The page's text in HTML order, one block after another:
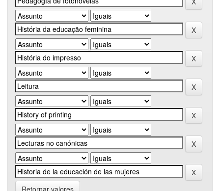
Retornar valores